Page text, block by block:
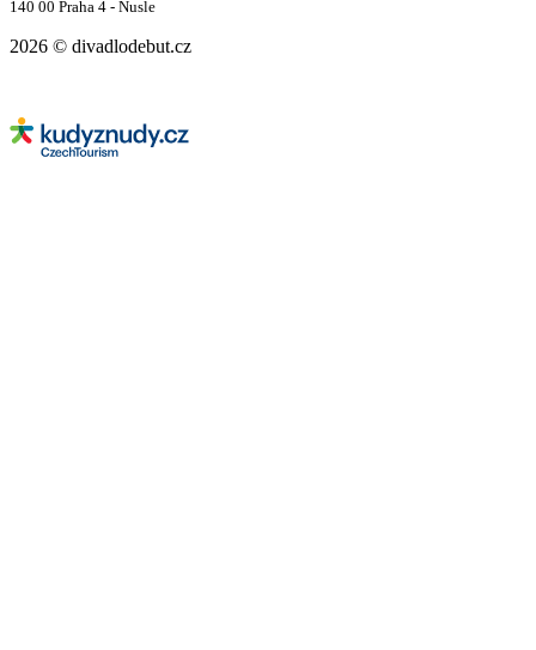
140 00 Praha 4 - Nusle
2026 © divadlodebut.cz